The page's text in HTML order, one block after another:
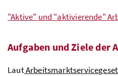
"Aktive" und "aktivierende"
Aufgaben und Ziele
LautArbeitsmarktservice